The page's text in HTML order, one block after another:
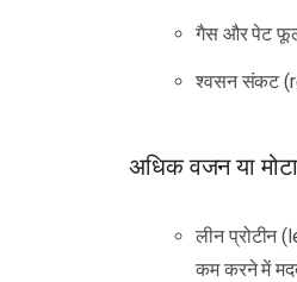
गैस और पेट
श्वसन संकट
अधिक वजन या
लीन प्रोटीन
कम करने में